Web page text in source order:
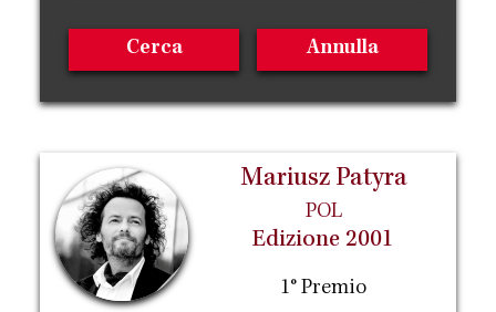
Mariusz Patyra
POL
Edizione 2001
1° Premio